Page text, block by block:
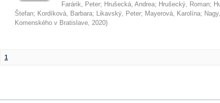
Farárik, Peter; Hrušecká, Andrea; Hrušecký, Roman;
Štefan; Kordíková, Barbara; Likavský, Peter; Mayerová, Karolína;
Komenského v Bratislave, 2020)
1